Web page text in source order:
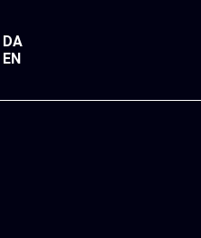
DA
EN